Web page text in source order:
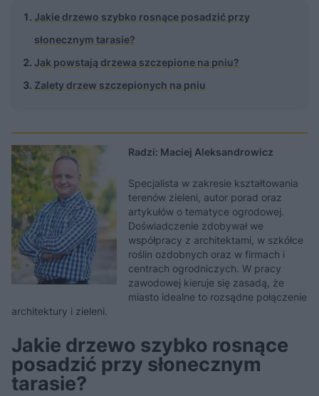
Jakie drzewo szybko rosnące posadzić przy
słonecznym tarasie?
Jak powstają drzewa szczepione na pniu?
Zalety drzew szczepionych na pniu
Radzi: Maciej Aleksandrowicz
Specjalista w zakresie kształtowania
terenów zieleni, autor porad oraz
artykułów o tematyce ogrodowej.
Doświadczenie zdobywał we
współpracy z architektami, w szkółce
roślin ozdobnych oraz w firmach i
centrach ogrodniczych. W pracy
zawodowej kieruje się zasadą, że
miasto idealne to rozsądne połączenie
architektury i zieleni.
Jakie drzewo szybko rosnące
posadzić przy słonecznym
tarasie?